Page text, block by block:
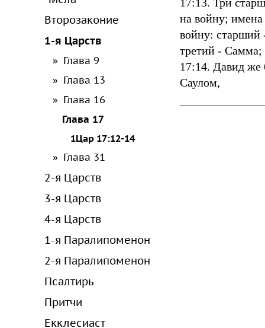
Второзаконие
1-я Царств
Глава 9
Глава 13
Глава 16
Глава 17
1Цар 17:12-14
Глава 31
2-я Царств
3-я Царств
4-я Царств
1-я Паралипоменон
2-я Паралипоменон
Псалтирь
Притчи
Екклесиаст
на войну;
войну: старший
третий - Самма;
17:14. Давид
Саулом,